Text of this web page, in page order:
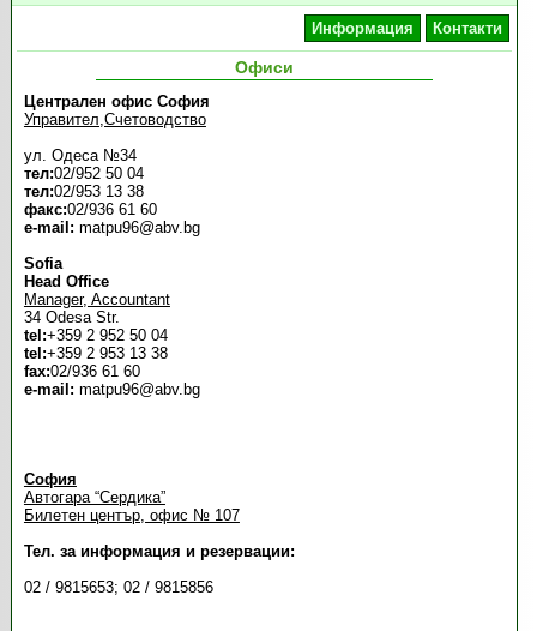
Информация Контакти
Офиси
Централен офис София
Управител,Счетоводство
ул. Одеса №34
тел:02/952 50 04
тел:02/953 13 38
факс:02/936 61 60
e-mail: matpu96@abv.bg
Sofia
Head Office
Manager, Accountant
34 Odesa Str.
tel:+359 2 952 50 04
tel:+359 2 953 13 38
fax:02/936 61 60
e-mail: matpu96@abv.bg
София
Автогара “Сердика”
Билетен център, офис № 107
Тел. за информация и резервации:
02 / 9815653; 02 / 9815856